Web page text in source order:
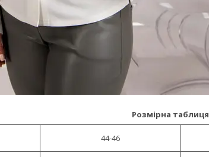
Розмірна таблиця
44-46